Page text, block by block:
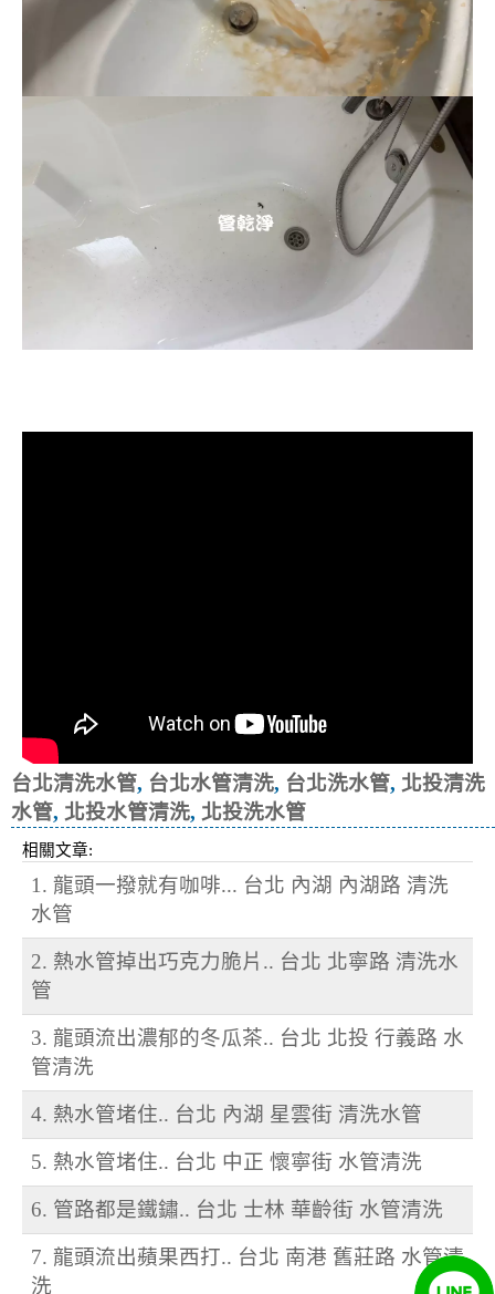
台北清洗水管, 台北水管清洗, 台北洗水管, 北投清洗
水管, 北投水管清洗, 北投洗水管
相關文章:
1. 龍頭一撥就有咖啡... 台北 內湖 內湖路 清洗
水管
2. 熱水管掉出巧克力脆片.. 台北 北寧路 清洗水
管
3. 龍頭流出濃郁的冬瓜茶.. 台北 北投 行義路 水
管清洗
4. 熱水管堵住.. 台北 內湖 星雲街 清洗水管
5. 熱水管堵住.. 台北 中正 懷寧街 水管清洗
6. 管路都是鐵鏽.. 台北 士林 華齡街 水管清洗
7. 龍頭流出蘋果西打.. 台北 南港 舊莊路 水管清
洗